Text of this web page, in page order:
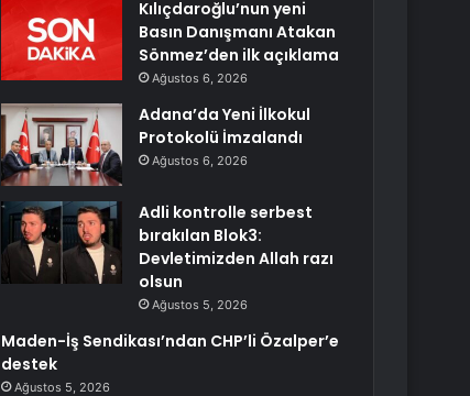
Kılıçdaroğlu’nun yeni
Basın Danışmanı Atakan
Sönmez’den ilk açıklama
Ağustos 6, 2026
Adana’da Yeni İlkokul
Protokolü İmzalandı
Ağustos 6, 2026
Adli kontrolle serbest
bırakılan Blok3:
Devletimizden Allah razı
olsun
Ağustos 5, 2026
Maden-İş Sendikası’ndan CHP’li Özalper’e
destek
Ağustos 5, 2026